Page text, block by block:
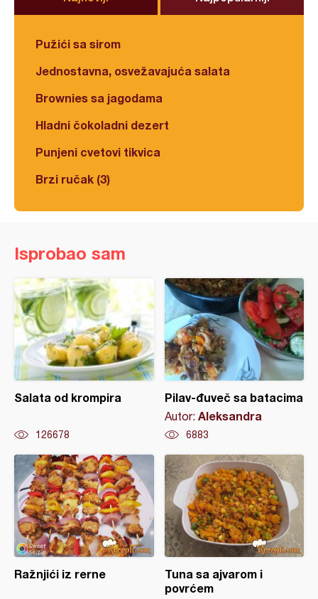
Pužići sa sirom
Jednostavna, osvežavajuća salata
Brownies sa jagodama
Hladni čokoladni dezert
Punjeni cvetovi tikvica
Brzi ručak (3)
Isprobao sam
Salata od krompira
126678
Pilav-đuveč sa batacima
Autor: Aleksandra
6883
Ražnjići iz rerne
Tuna sa ajvarom i
povrćem